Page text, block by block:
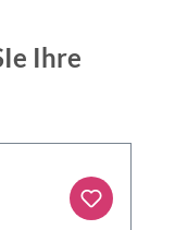
Ihre